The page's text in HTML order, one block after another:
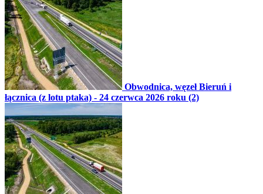
Obwodnica, węzeł Bieruń i
łącznica (z lotu ptaka) - 24 czerwca 2026 roku (2)